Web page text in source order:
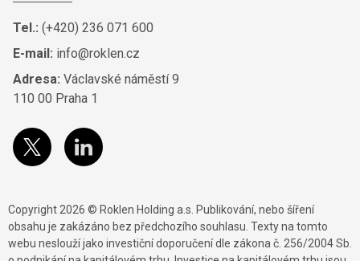
Tel.: (+420) 236 071 600
E-mail: info@roklen.cz
Adresa: Václavské náměstí 9
110 00 Praha 1
Copyright 2026 © Roklen Holding a.s. Publikování, nebo šíření
obsahu je zakázáno bez předchozího souhlasu. Texty na tomto
webu neslouží jako investiční doporučení dle zákona č. 256/2004 Sb.